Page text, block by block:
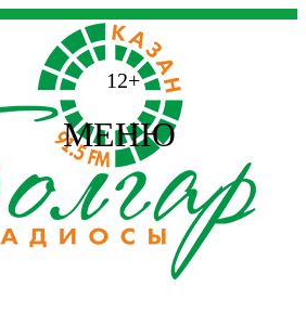
12+
МЕНЮ